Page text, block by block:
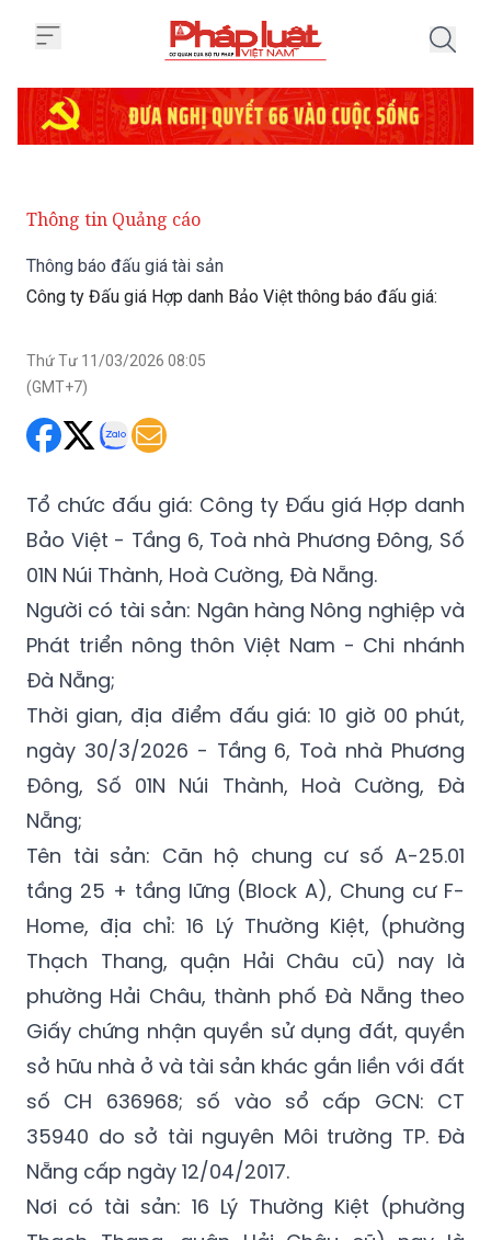
Thông báo đấu giá tài sản
Thứ Tư 11/03/2026 08:05
Tổ chức đấu giá: Công ty Đấu giá Hợp danh
01N Núi Thành, Hoà Cường, Đà Nẵng.
Người có tài sản: Ngân hàng Nông nghiệp và
Phát triển nông thôn Việt Nam - Chi nhánh
Đà Nẵng;
Thời gian, địa điểm đấu giá: 10 giờ 00 phút,
ngày 30/3/2026 - Tầng 6, Toà nhà Phương
Đông, Số 01N Núi Thành, Hoà Cường, Đà
Nẵng;
Tên tài sản: Căn hộ chung cư số A-25.01
tầng 25 + tầng lững (Block A), Chung cư F-
Home, địa chỉ: 16 Lý Thường Kiệt, (phường
Thạch Thang, quận Hải Châu cũ) nay là
phường Hải Châu, thành phố Đà Nẵng theo
Giấy chứng nhận quyền sử dụng đất, quyền
sở hữu nhà ở và tài sản khác gắn liền với đất
số CH 636968; số vào sổ cấp GCN: CT
35940 do sở tài nguyên Môi trường TP. Đà
Nẵng cấp ngày 12/04/2017.
Nơi có tài sản: 16 Lý Thường Kiệt (phường
Thạch Thang, quận Hải Châu cũ) nay là
phường Hải Châu, thành phố Đà Nẵng